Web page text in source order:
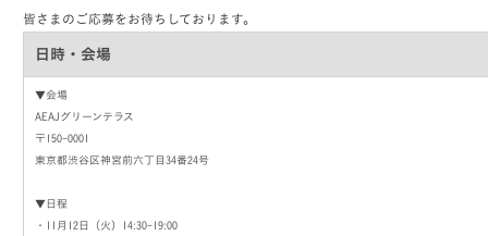
皆さまのご応募をお待ちしております。
日時・会場
▼会場
AEAJグリーンテラス
〒150-0001
東京都渋谷区神宮前六丁目34番24号
▼日程
・11月12日（火）14:30-19:00